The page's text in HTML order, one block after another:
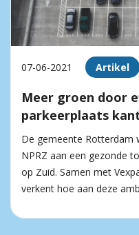
07-06-2021 Artikel
Meer groen door
parkeerplaats
De gemeente Rotterdam
NPRZ aan een gezonde
op Zuid. Samen met
verkent hoe aan deze